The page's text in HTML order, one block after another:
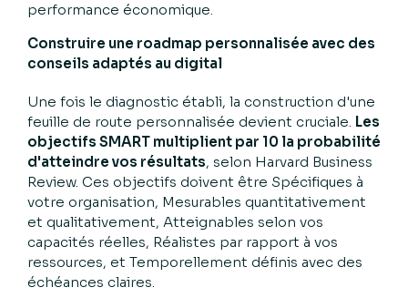
performance économique.
Construire une roadmap personnalisée avec des
conseils adaptés au digital
Une fois le diagnostic établi, la construction d'une
feuille de route personnalisée devient cruciale. Les
objectifs SMART multiplient par 10 la probabilité
d'atteindre vos résultats, selon Harvard Business
Review. Ces objectifs doivent être Spécifiques à
votre organisation, Mesurables quantitativement
et qualitativement, Atteignables selon vos
capacités réelles, Réalistes par rapport à vos
ressources, et Temporellement définis avec des
échéances claires.